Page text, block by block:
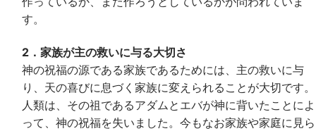
す。
2．家族が主の救いに与る大切さ
神の祝福の源である家族であるためには、主の救いに与
り、天の喜びに息づく家族に変えられることが大切です。
人類は、その祖であるアダムとエバが神に背いたことによ
って、神の祝福を失いました。今もなお家族や家庭に見ら